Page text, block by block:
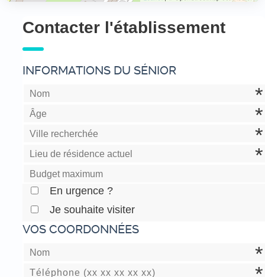
Contacter l'établissement
INFORMATIONS DU SÉNIOR
En urgence ?
Je souhaite visiter
VOS COORDONNÉES